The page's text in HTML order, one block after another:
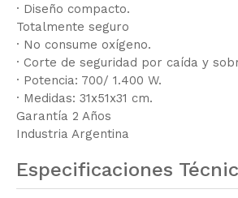
· Diseño compacto.
Totalmente seguro
· No consume oxígeno.
· Corte de seguridad por caída y
· Potencia: 700/ 1.400 W.
· Medidas: 31x51x31 cm.
Garantía 2 Años
Industria Argentina
Especificaciones